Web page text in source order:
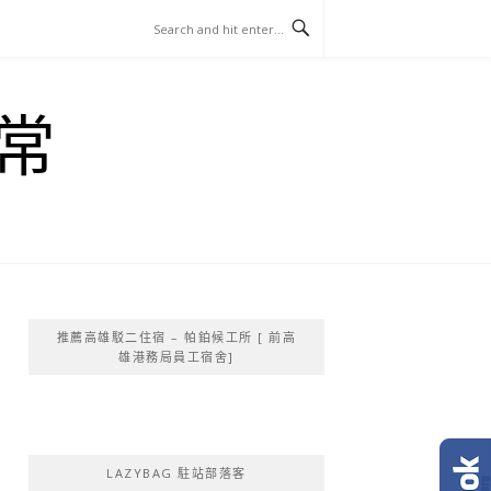
推薦高雄駁二住宿 – 帕鉑候工所 [ 前高
雄港務局員工宿舍]
LAZYBAG 駐站部落客